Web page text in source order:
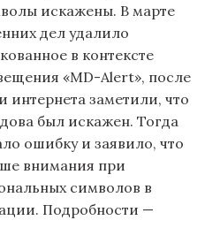
искажены. В марте
дел удалило
в контексте
«MD-Alert», после
интернета заметили, что
был искажен. Тогда
ошибку и заявило, что
внимания при
символов в
Подробности —